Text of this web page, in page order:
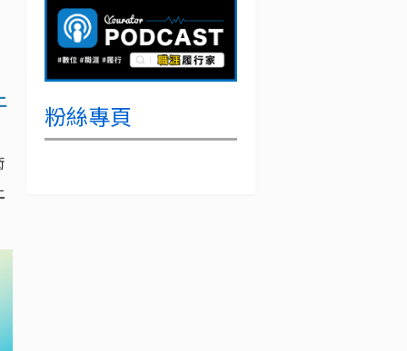
粉絲專頁